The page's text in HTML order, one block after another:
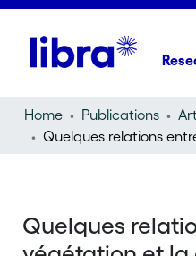
Home Publications
Quelques